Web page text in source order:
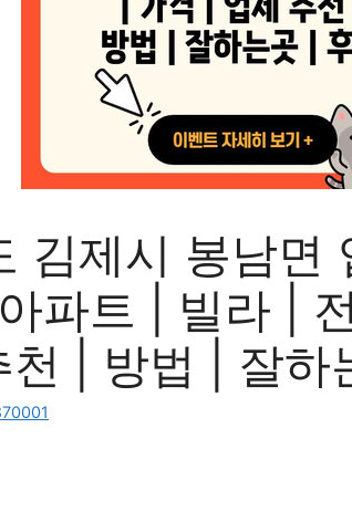
김제시 봉남면
아파트 | 빌라 |
천 | 방법 | 잘하